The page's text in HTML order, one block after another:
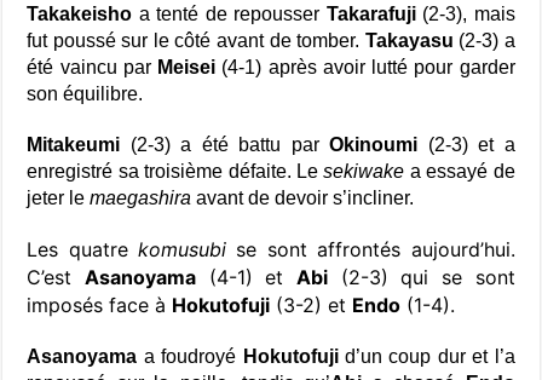
Takakeisho a tenté de repousser Takarafuji(2-3), mais
fut poussé sur le côté avant de tomber. Takayasu (2-3) a
été vaincu par Meisei (4-1) après avoir lutté pour garder
son équilibre.
Mitakeumi (2-3) a été battu parOkinoumi (2-3) et a
enregistré sa troisième défaite. Lesekiwake a essayé de
jeter lemaegashira avant de devoir s’incliner.
Les quatrekomusubi se sont affrontés aujourd’hui.
C’est Asanoyama(4-1) etAbi (2-3) qui se sont
imposés face à Hokutofuji (3-2) et Endo (1-4).
Asanoyama a foudroyé Hokutofujid’un coup dur et l’a